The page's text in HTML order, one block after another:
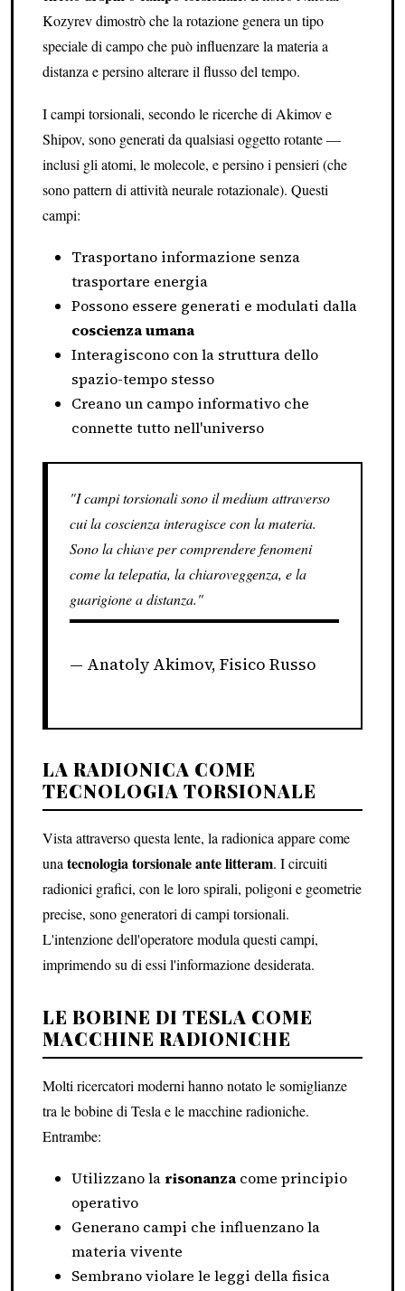
Kozyrev dimostrò che la rotazione genera un tipo
speciale di campo che può influenzare la materia a
distanza e persino alterare il flusso del tempo.
I campi torsionali, secondo le ricerche di Akimov e
Shipov, sono generati da qualsiasi oggetto rotante —
inclusi gli atomi, le molecole, e persino i pensieri (che
sono pattern di attività neurale rotazionale). Questi
campi:
Trasportano informazione senza
trasportare energia
Possono essere generati e modulati dalla
coscienza umana
Interagiscono con la struttura dello
spazio-tempo stesso
Creano un campo informativo che
connette tutto nell'universo
"I campi torsionali sono il medium attraverso
cui la coscienza interagisce con la materia.
Sono la chiave per comprendere fenomeni
come la telepatia, la chiaroveggenza, e la
guarigione a distanza."
Anatoly Akimov, Fisico Russo
LA RADIONICA COME
TECNOLOGIA TORSIONALE
Vista attraverso questa lente, la radionica appare come
unatecnologia torsionale ante litteram. I circuiti
radionici grafici, con le loro spirali, poligoni e geometrie
precise, sono generatori di campi torsionali.
L'intenzione dell'operatore modula questi campi,
imprimendo su di essi l'informazione desiderata.
LE BOBINE DI TESLA COME
MACCHINE RADIONICHE
Molti ricercatori moderni hanno notato le somiglianze
tra le bobine di Tesla e le macchine radioniche.
Entrambe:
Utilizzano la risonanzacome principio
operativo
Generano campi che influenzano la
materia vivente
Sembrano violare le leggi della fisica